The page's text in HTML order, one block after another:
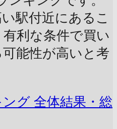
駅付近にあるこ
利な条件で買い
能性が高いと考
グ 全体結果・総